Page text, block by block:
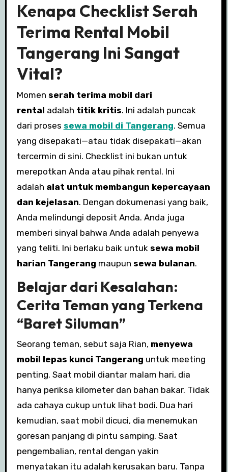
Kenapa Checklist Serah
Terima Rental Mobil
Tangerang Ini Sangat
Vital?
Momen serah terima mobil dari
rental adalah titik kritis. Ini adalah puncak
dari proses sewa mobil di Tangerang. Semua
yang disepakati—atau tidak disepakati—akan
tercermin di sini. Checklist ini bukan untuk
merepotkan Anda atau pihak rental. Ini
adalah alat untuk membangun kepercayaan
dan kejelasan. Dengan dokumenasi yang baik,
Anda melindungi deposit Anda. Anda juga
memberi sinyal bahwa Anda adalah penyewa
yang teliti. Ini berlaku baik untuk sewa mobil
harian Tangerang maupun sewa bulanan.
Belajar dari Kesalahan:
Cerita Teman yang Terkena
“Baret Siluman”
Seorang teman, sebut saja Rian, menyewa
mobil lepas kunci Tangerang untuk meeting
penting. Saat mobil diantar malam hari, dia
hanya periksa kilometer dan bahan bakar. Tidak
ada cahaya cukup untuk lihat bodi. Dua hari
kemudian, saat mobil dicuci, dia menemukan
goresan panjang di pintu samping. Saat
pengembalian, rental dengan yakin
menyatakan itu adalah kerusakan baru. Tanpa